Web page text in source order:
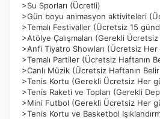
>Su Sporları (Ücretli)
>Gün boyu animasyon aktiviteleri
>Temalı Festivaller (Ücretsiz 15
>Atölye Çalışmaları (Gerekli
>Anfi Tiyatro Showları (Ücretsiz Her
>Temalı Partiler (Ücretsiz Haftanın
>Canlı Müzik (Ücretsiz Haftanın
>Tenis Kortu (Gerekli Ücretsiz Her
>Tenis Raketi ve Topları (Gerekli
>Mini Futbol (Gerekli Ücretsiz Her
>Tenis Kortu ve Basketbol